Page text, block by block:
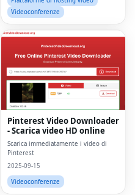
Videoconferenze
Pinterest Video Downloader
- Scarica video HD online
Scarica immediatamente i video di
Pinterest
2025-09-15
Videoconferenze